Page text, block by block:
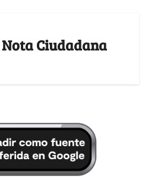
Nota Ciudadana